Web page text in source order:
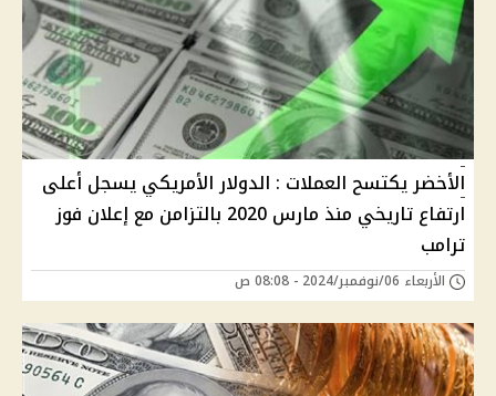
الأخضر يكتسح العملات : الدولار الأمريكي يسجل أعلى
ارتفاع تاريخي منذ مارس 2020 بالتزامن مع إعلان فوز
ترامب
الأربعاء 06/نوفمبر/2024 - 08:08 ص